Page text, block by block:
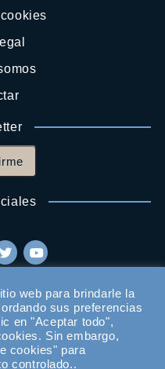
web para brindarle la
sus preferencias
en "Aceptar todo",
Sin embargo,
cookies" para
controlado..